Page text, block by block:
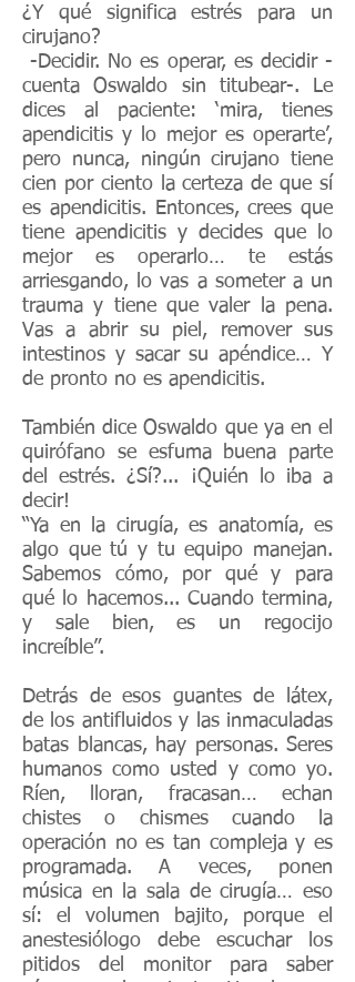
¿Y qué significa estrés para un
cirujano?
-Decidir. No es operar, es decidir -
cuenta Oswaldo sin titubear-. Le
dices al paciente: ‘mira, tienes
apendicitis y lo mejor es operarte’,
pero nunca, ningún cirujano tiene
cien por ciento la certeza de que sí
es apendicitis. Entonces, crees que
tiene apendicitis y decides que lo
mejor es operarlo… te estás
arriesgando, lo vas a someter a un
trauma y tiene que valer la pena.
Vas a abrir su piel, remover sus
intestinos y sacar su apéndice… Y
de pronto no es apendicitis.
También dice Oswaldo que ya en el
quirófano se esfuma buena parte
del estrés. ¿Sí?... ¡Quién lo iba a
decir!
“Ya en la cirugía, es anatomía, es
algo que tú y tu equipo manejan.
Sabemos cómo, por qué y para
qué lo hacemos... Cuando termina,
y sale bien, es un regocijo
increíble”.
Detrás de esos guantes de látex,
de los antifluidos y las inmaculadas
batas blancas, hay personas. Seres
humanos como usted y como yo.
Ríen, lloran, fracasan… echan
chistes o chismes cuando la
operación no es tan compleja y es
programada. A veces, ponen
música en la sala de cirugía… eso
sí: el volumen bajito, porque el
anestesiólogo debe escuchar los
pitidos del monitor para saber